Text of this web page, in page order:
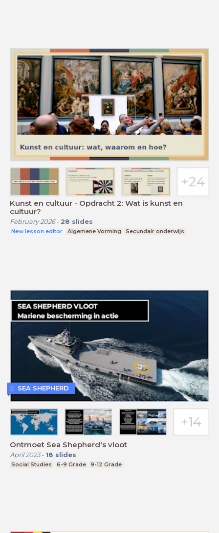
Kunst en cultuur - Opdracht 2: Wat is kunst en
cultuur?
February 2026- 28 slides
New lesson editor Algemene Vorming Secundair onderwijs
Ontmoet Sea Shepherd's vloot
April 2023- 18 slides
Social Studies 6-9 Grade 9-12 Grade
SEA SHEPHERD